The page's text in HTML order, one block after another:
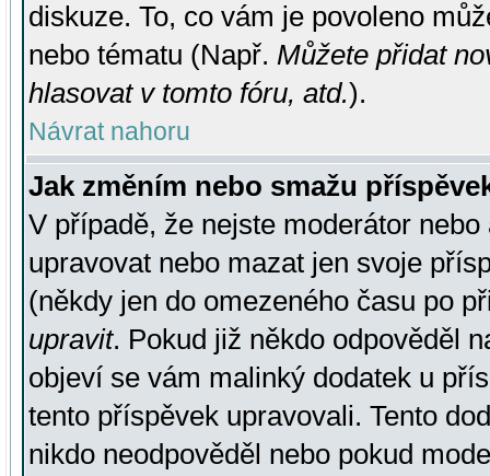
diskuze. To, co vám je povoleno
nebo tématu (Např. Můžete přidat
hlasovat v tomto fóru, atd.).
Návrat nahoru
Jak změním nebo smažu
V případě, že nejste moderátor
upravovat nebo mazat jen svoje
(někdy jen do omezeného času po
upravit. Pokud již někdo odpověděl
objeví se vám malinký dodatek u
tento příspěvek upravovali. Tento
nikdo neodpověděl nebo pokud